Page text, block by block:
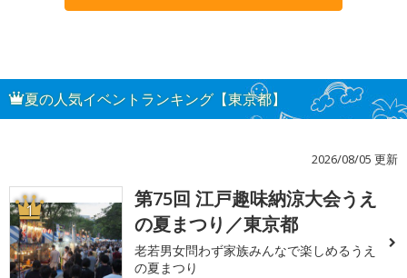
夏の人気イベントランキング【東京都】
2026/08/05 更新
1
第75回 江戸趣味納涼大会うえ
の夏まつり／東京都
老若男女問わず家族みんなで楽しめるうえ
の夏まつり